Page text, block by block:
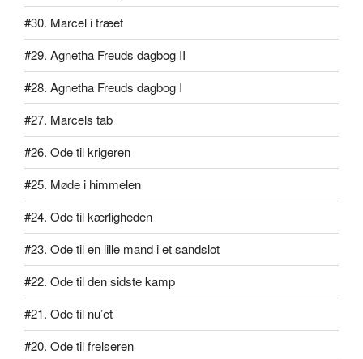
#30. Marcel i træet
#29. Agnetha Freuds dagbog II
#28. Agnetha Freuds dagbog I
#27. Marcels tab
#26. Ode til krigeren
#25. Møde i himmelen
#24. Ode til kærligheden
#23. Ode til en lille mand i et sandslot
#22. Ode til den sidste kamp
#21. Ode til nu’et
#20. Ode til frelseren